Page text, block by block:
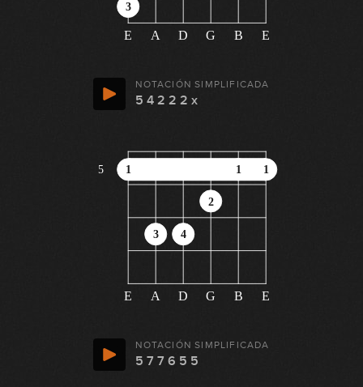
E A D G B E
3
NOTACIÓN SIMPLIFICADA
5 4 2 2 2 x
5
E A D G B E
1 1 1
3 4
2
NOTACIÓN SIMPLIFICADA
5 7 7 6 5 5